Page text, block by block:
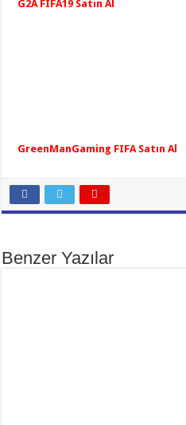
G2A FIFA19 Satın Al
GreenManGaming FIFA Satın Al
Benzer Yazılar